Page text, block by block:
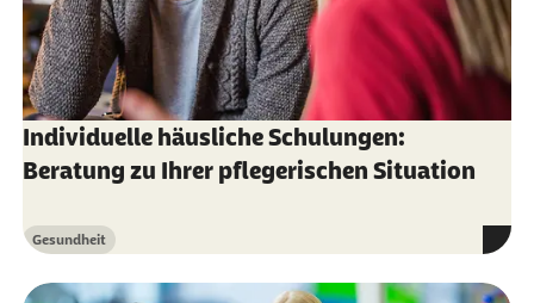
Individuelle häusliche Schulungen:
Beratung zu Ihrer pflegerischen Situation
Kategorie
Gesundheit